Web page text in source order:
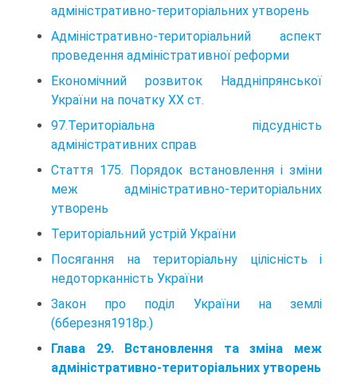
адміністративно-територіальних утворень
Адміністративно-територіальний аспект
проведення адміністративної рефор­ми
Економічний розвиток Наддніпрянської
України на початку XX ст.
97.Територіальна підсудність
адміністративних справ
Стаття 175. Порядок встановлення і зміни
меж адміністративно-територіальних
утворень
Територіальний устрій України
Посягання на територіальну цілісність і
недоторканність України
Закон про поділ України на землі
(6березня1918р.)
Глава 29. Встановлення та зміна меж
адміністративно-територіальних утворень